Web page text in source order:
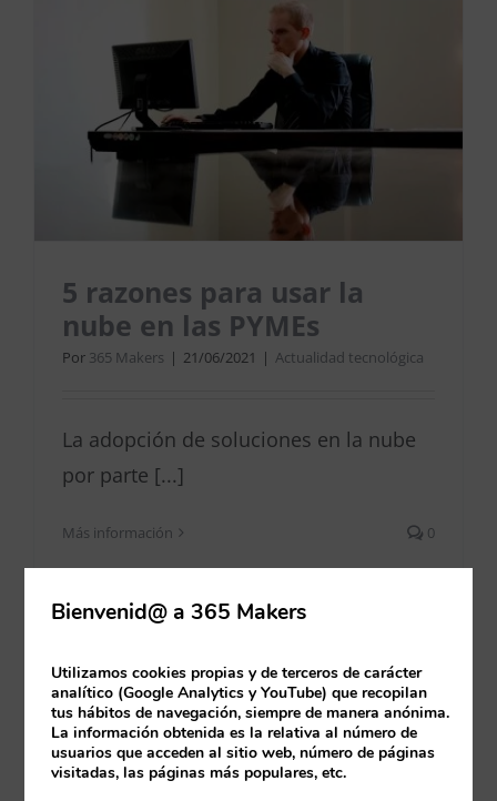
5 razones para usar la
nube en las PYMEs
Por 365 Makers | 21/06/2021 | Actualidad tecnológica
La adopción de soluciones en la nube
por parte [...]
Más información 0
Bienvenid@ a 365 Makers
Utilizamos cookies propias y de terceros de carácter
analítico (Google Analytics y YouTube) que recopilan
tus hábitos de navegación, siempre de manera anónima.
La información obtenida es la relativa al número de
usuarios que acceden al sitio web, número de páginas
visitadas, las páginas más populares, etc.